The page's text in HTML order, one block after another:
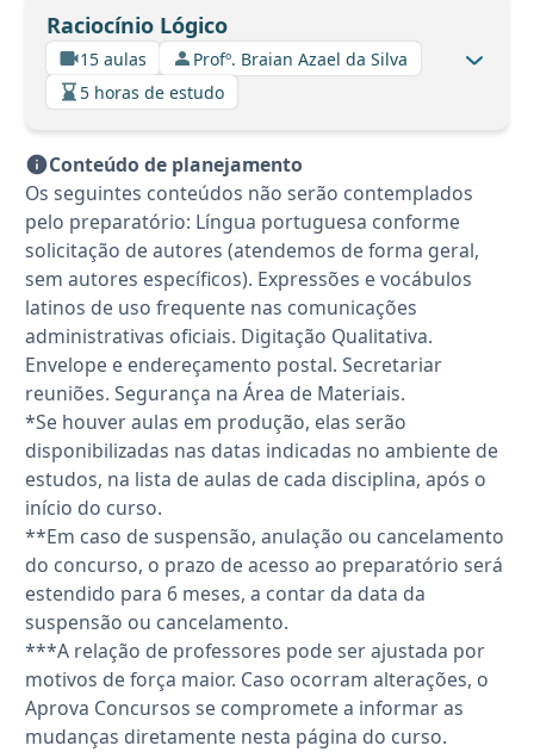
Raciocínio Lógico
15 aulas
Profº. Braian Azael da Silva
5 horas de estudo
Conteúdo de planejamento
Os seguintes conteúdos não serão contemplados
pelo preparatório: Língua portuguesa conforme
solicitação de autores (atendemos de forma geral,
sem autores específicos). Expressões e vocábulos
latinos de uso frequente nas comunicações
administrativas oficiais. Digitação Qualitativa.
Envelope e endereçamento postal. Secretariar
reuniões. Segurança na Área de Materiais.
*Se houver aulas em produção, elas serão
disponibilizadas nas datas indicadas no ambiente de
estudos, na lista de aulas de cada disciplina, após o
início do curso.
**Em caso de suspensão, anulação ou cancelamento
do concurso, o prazo de acesso ao preparatório será
estendido para 6 meses, a contar da data da
suspensão ou cancelamento.
***A relação de professores pode ser ajustada por
motivos de força maior. Caso ocorram alterações, o
Aprova Concursos se compromete a informar as
mudanças diretamente nesta página do curso.